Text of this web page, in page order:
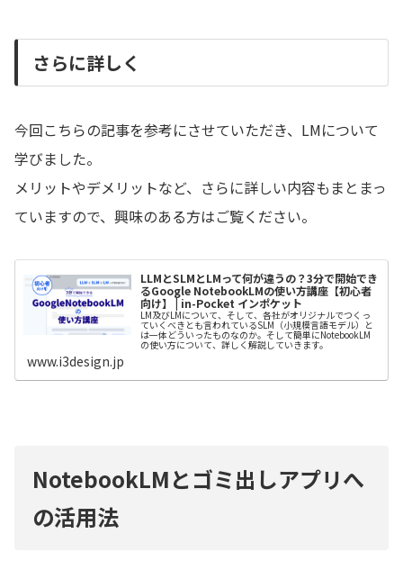
さらに詳しく
今回こちらの記事を参考にさせていただき、LMについて
学びました。
メリットやデメリットなど、さらに詳しい内容もまとまっ
ていますので、興味のある方はご覧ください。
LLMとSLMとLMって何が違うの？3分で開始でき
るGoogle NotebookLMの使い方講座【初心者
向け】 | in-Pocket インポケット
LM及びLMについて、そして、各社がオリジナルでつくっ
ていくべきとも言われているSLM（小規模言語モデル）と
は一体どういったものなのか。そして簡単にNotebookLM
の使い方について、詳しく解説していきます。
www.i3design.jp
NotebookLMとゴミ出しアプリへ
の活用法